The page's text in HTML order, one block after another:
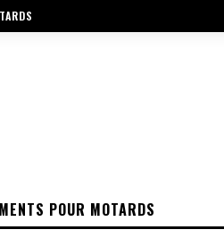
POUR MOTARDS